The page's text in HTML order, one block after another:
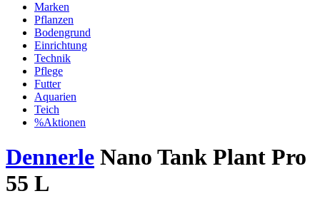
Marken
Pflanzen
Bodengrund
Einrichtung
Technik
Pflege
Futter
Aquarien
Teich
%Aktionen
Dennerle Nano Tank Plant Pro
55 L